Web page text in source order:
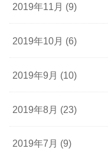
2019年11月 (9)
2019年10月 (6)
2019年9月 (10)
2019年8月 (23)
2019年7月 (9)